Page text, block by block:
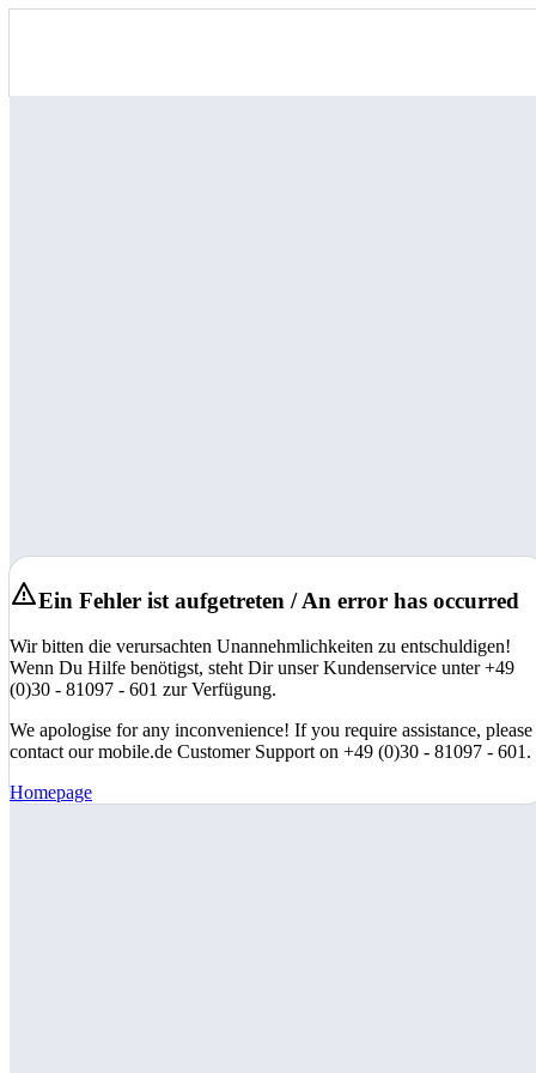
Ein Fehler ist aufgetreten / An error has occurred
Wir bitten die verursachten Unannehmlichkeiten zu entschuldigen!
Wenn Du Hilfe benötigst, steht Dir unser Kundenservice unter +49
(0)30 - 81097 - 601 zur Verfügung.
We apologise for any inconvenience! If you require assistance, please
contact our mobile.de Customer Support on +49 (0)30 - 81097 - 601.
Homepage